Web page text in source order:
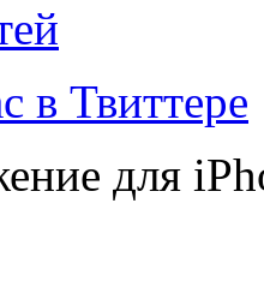
в Твиттере
для